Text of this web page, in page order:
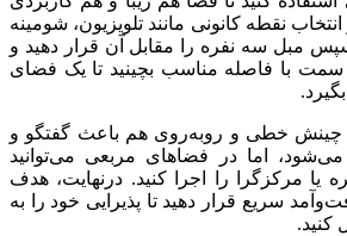
نقطه کانونی مانند تلویزیون، شومینه
مبل سه نفره را مقابل آن قرار دهید و
با فاصله مناسب بچینید تا یک فضای
چینش خطی و روبه‌روی هم باعث گفتگو و
می‌شود، اما در فضاهای مربعی می‌توانید
یا مرکزگرا را اجرا کنید. درنهایت، هدف
سریع قرار دهید تا پذیرایی خود را به
کنید.